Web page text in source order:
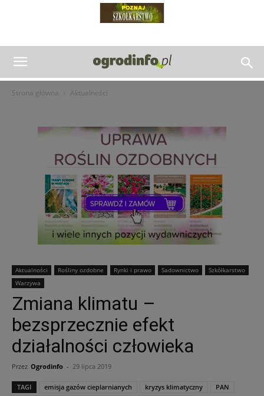
Strona główna Aktualności
Aktualności Rośliny ozdobne Rynki i prawo Sadownictwo
Szkółkarstwo
Warzywa
Zmiana klimatu –
bezsprzecznie efekt
działalności człowieka
Przez Ogrodinfo - 29 lipca 2019
TAGI emisja gazów cieplarnianych kryzys klimatyczny
PAN